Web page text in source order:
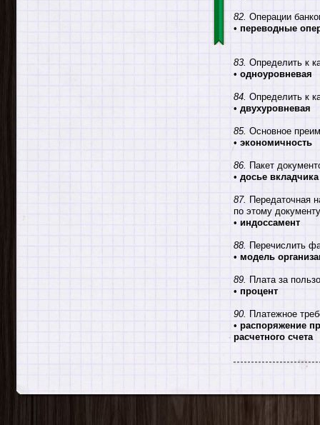
82. Операции
• переводные
83. Определить к
• одноуровневая
84. Определить к
• двухуровневая
85. Основное
• экономичность
86. Пакет
• досье вкладчика
87. Передаточная
по этому
• индоссамент
88. Перечислить
• модель
89. Плата за
• процент
90. Платежное
• распоряжение
расчетного счета